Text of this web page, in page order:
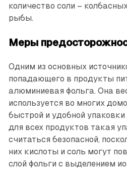
количество соли –
рыбы.
Меры
Одним из основных
попадающего в продукты
алюминиевая фольга. Она
используется во многих
быстрой и удобной
для всех продуктов такая
считаться безопасной,
них кислоты и соль могут
слой фольги с выделением